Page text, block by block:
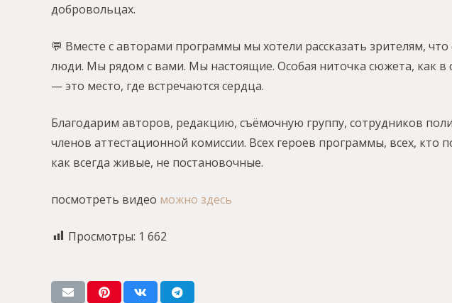
добровольцах.
💬 Вместе с авторами программы мы хотели рассказать зрителям,
люди. Мы рядом с вами. Мы настоящие. Особая ниточка сюжета, как в
— это место, где встречаются сердца.
Благодарим авторов, редакцию, съёмочную группу, сотрудников
членов аттестационной комиссии. Всех героев программы, всех,
как всегда живые, не постановочные.
посмотреть видео можно здесь
Просмотры: 1 662